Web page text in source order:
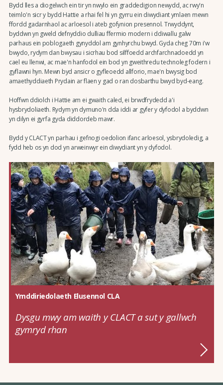
Bydd lles a diogelwch ein tir yn nwylo ein graddedigion newydd, ac rwy'n
teimlo'n sicr y bydd Hattie a rhai fel hi yn gyrru ein diwydiant ymlaen mewn
ffordd gadarnhaol ac arloesol i ateb gofynion presennol. Trwyddynt,
byddwn yn gweld defnyddio dulliau ffermio modern i ddiwallu galw
parhaus ein poblogaeth gynyddol am gynhyrchu bwyd. Gyda cheg 70m i'w
bwydo, rydym dan bwysau i sicrhau bod silffoedd archfarchnadoedd yn
cael eu llenwi, ac mae'n hanfodol ein bod yn gweithredu technoleg fodern i
gyflawni hyn. Mewn byd ansicr o gyfleoedd allforio, mae'n bwysig bod
amaethyddiaeth Prydain ar flaen y gad o ran dosbarthu bwyd byd-eang.
Hoffwn ddiolch i Hattie am ei gwaith caled, ei brwdfrydedd a'i
hysbrydoliaeth. Rydym yn dymuno'n dda iddi ar gyfer y dyfodol a byddwn
yn dilyn ei gyrfa gyda diddordeb mawr.
Bydd y CLACT yn parhau i gefnogi oedolion ifanc arloesol, ysbrydoledig, a
fydd heb os yn dod yn arweinwyr ein diwydiant yn y dyfodol.
Ymddiriedolaeth Elusennol CLA
Dysgu mwy am waith y CLACT a sut y gallwch
gymryd rhan